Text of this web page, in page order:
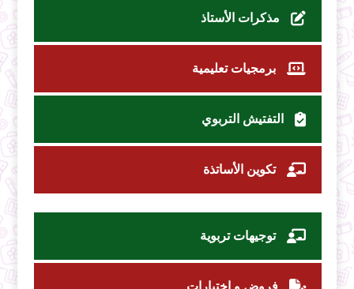
مذكرات الأستاذ
برمجيات تعليمية
التفتيش التربوي
تكوين الأساتذة
توجيهات تربوية
فروض و اختبارات